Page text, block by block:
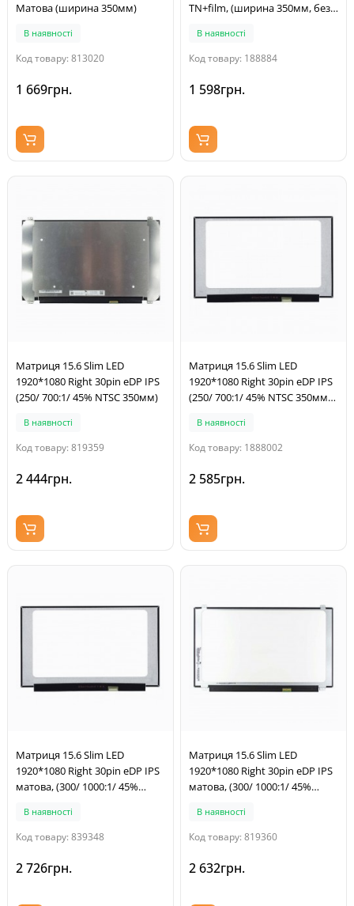
Матова (ширина 350мм)
В наявності
Код товару: 813020
1 669грн.
TN+film, (ширина 350мм, без
В наявності
Код товару: 188884
1 598грн.
Матриця 15.6 Slim LED
1920*1080 Right 30pin eDP IPS
(250/ 700:1/ 45% NTSC 350мм)
В наявності
Код товару: 819359
2 444грн.
Матриця 15.6 Slim LED
1920*1080 Right 30pin eDP IPS
(250/ 700:1/ 45% NTSC 350мм)
В наявності
Код товару: 1888002
2 585грн.
Матриця 15.6 Slim LED
1920*1080 Right 30pin eDP IPS
матова, (300/ 1000:1/ 45%
кріплень)
В наявності
Код товару: 839348
2 726грн.
Матриця 15.6 Slim LED
1920*1080 Right 30pin eDP IPS
матова, (300/ 1000:1/ 45%
В наявності
Код товару: 819360
2 632грн.